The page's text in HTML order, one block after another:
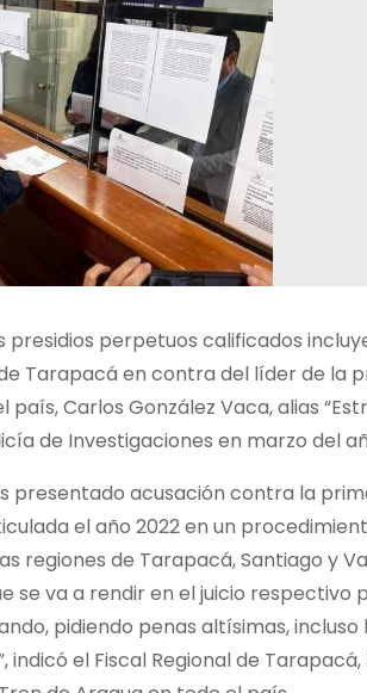
presidios perpetuos calificados
Tarapacá en contra del líder de la
Carlos González Vaca, alias
de Investigaciones en marzo del
presentado acusación contra la
el año 2022 en un
regiones de Tarapacá, Santiago y
se va a rendir en el juicio
pidiendo penas altísimas,
indicó el Fiscal Regional de